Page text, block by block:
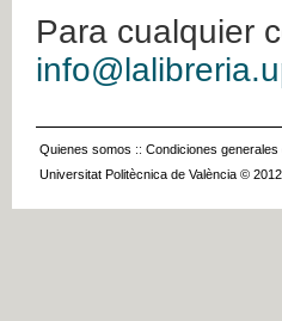
Para cualquier
Quienes somos :: Condiciones
Universitat Politècnica de València © 2012